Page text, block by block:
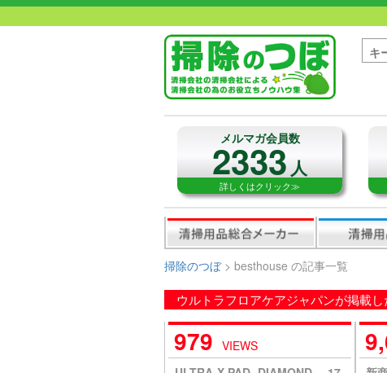
メルマガ会員数
2333人
詳しくはクリック≫
掃除のつぼ> besthouse の記事一覧
ウルトラフロアケアジャパンが掲載
979 VIEWS